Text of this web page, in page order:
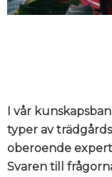
I vår
typer av
oberoende
Svaren till